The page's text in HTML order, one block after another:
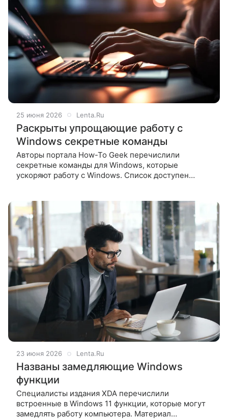
25 июня 2026 Lenta.Ru
Раскрыты упрощающие работу с
Windows секретные команды
Авторы портала How-To Geek перечислили
секретные команды для Windows, которые
ускоряют работу с Windows. Список доступен
23 июня 2026 Lenta.Ru
Названы замедляющие Windows
функции
Специалисты издания XDA перечислили
встроенные в Windows 11 функции, которые могут
замедлять работу компьютера. Материал